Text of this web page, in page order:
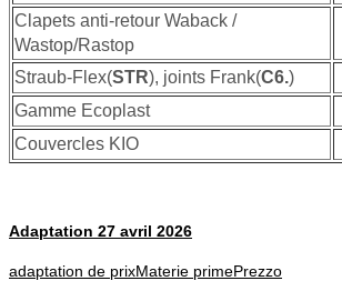
Clapets anti-retour Waback /
Wastop/Rastop
Straub-Flex(STR), joints Frank(C6.)
Gamme Ecoplast
Couvercles KIO
Adaptation 27 avril 2026
adaptation de prixMaterie primePrezzo